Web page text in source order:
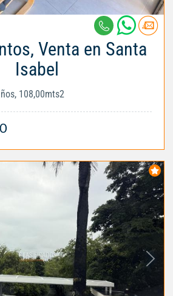
Venta en Santa
Isabel
108,00mts2